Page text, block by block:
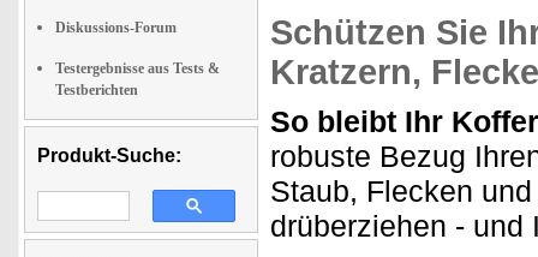
Diskussions-Forum
Testergebnisse aus Tests &
Testberichten
Produkt-Suche:
Schützen Sie
Kratzern,
So bleibt Ihr
robuste Bezug
Staub, Flecken
drüberziehen - und